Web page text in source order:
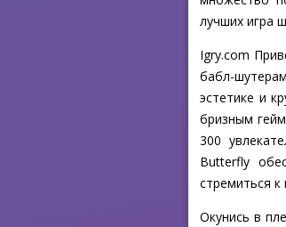
лучших игра
Igry.com
бабл-
эстетике и
бризным
300
Butterfly
стремиться
Окунись в